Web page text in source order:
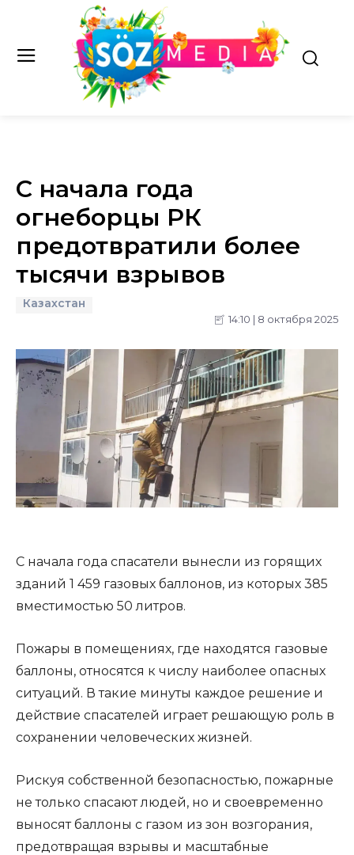
С начала года
огнеборцы РК
предотвратили более
тысячи взрывов
Казахстан
14:10 | 8 октября 2025
С начала года спасатели вынесли из горящих
зданий 1 459 газовых баллонов, из которых 385
вместимостью 50 литров.
Пожары в помещениях, где находятся газовые
баллоны, относятся к числу наиболее опасных
ситуаций. В такие минуты каждое решение и
действие спасателей играет решающую роль в
сохранении человеческих жизней.
Рискуя собственной безопасностью, пожарные
не только спасают людей, но и своевременно
выносят баллоны с газом из зон возгорания,
предотвращая взрывы и масштабные